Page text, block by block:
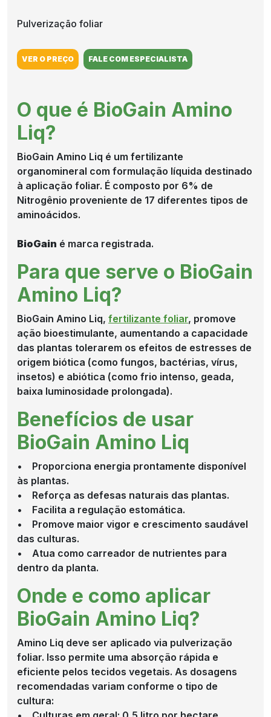
COMPRE
Pulverização foliar
VER O PREÇO FALE COM ESPECIALISTA
O que é BioGain Amino
Liq?
BioGain Amino Liq é um fertilizante
organomineral com formulação líquida destinado
à aplicação foliar. É composto por 6% de
Nitrogênio proveniente de 17 diferentes tipos de
aminoácidos.
BioGain é marca registrada.
Para que serve o BioGain
Amino Liq?
BioGain Amino Liq, fertilizante foliar, promove
ação bioestimulante, aumentando a capacidade
das plantas tolerarem os efeitos de estresses de
origem biótica (como fungos, bactérias, vírus,
insetos) e abiótica (como frio intenso, geada,
baixa luminosidade prolongada).
Benefícios de usar
BioGain Amino Liq
• Proporciona energia prontamente disponível
às plantas.
• Reforça as defesas naturais das plantas.
• Facilita a regulação estomática.
• Promove maior vigor e crescimento saudável
das culturas.
• Atua como carreador de nutrientes para
dentro da planta.
Onde e como aplicar
BioGain Amino Liq?
Amino Liq deve ser aplicado via pulverização
foliar. Isso permite uma absorção rápida e
eficiente pelos tecidos vegetais. As dosagens
recomendadas variam conforme o tipo de
cultura: